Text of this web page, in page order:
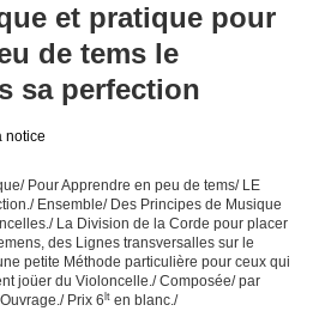
et pratique pour
de tems le
sa perfection
notice
Pour Apprendre en peu de tems/ LE
Ensemble/ Des Principes de Musique
La Division de la Corde pour placer
des Lignes transversalles sur le
petite Méthode particulière pour ceux qui
joüer du Violoncelle./ Composée/ par
Prix 6 lt en blanc./